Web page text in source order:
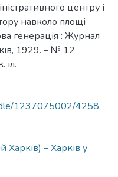
центру і
навколо площі
генерація : Журнал
1929. – № 12
іл.
1237075002/4258
Харків) – Харків у